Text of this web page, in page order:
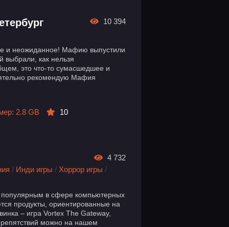
и неожиданное! Мафию выпустили
выбрали, как нельзя
это что-то сумасшедшее и
рекомендую Мафия
2.8 GB 10
10 394
/ Инди игры / Хоррор игры /
в сфере компьютерных
продукты, ориентированные на
– игра Vortex The Gateway,
можно на нашем
4 732